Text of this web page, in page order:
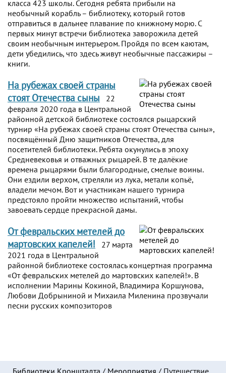
класса 423 школы. Сегодня ребята прибыли на
необычный корабль – библиотеку, который готов
отправиться в дальнее плавание по книжному морю. С
первых минут встречи библиотека заворожила детей
своим необычным интерьером. Пройдя по всем каютам,
дети убедились, что здесь живут необычные пассажиры –
книги.
На рубежах своей страны
стоят Отечества сыны
22
февраля 2020 года в Центральной
районной детской библиотеке состоялся рыцарский
турнир «На рубежах своей страны стоят Отечества сыны»,
посвящённый Дню защитников Отечества, для
посетителей библиотеки. Ребята окунулись в эпоху
Средневековья и отважных рыцарей. В те далёкие
времена рыцарями были благородные, смелые воины.
Они ездили верхом, стреляли из лука, метали копьё,
владели мечом. Вот и участникам нашего турнира
предстояло пройти множество испытаний, чтобы
завоевать сердце прекрасной дамы.
От февральских метелей до
мартовских капелей!
27 марта
2021 года в Центральной
районной библиотеке состоялась концертная программа
«От февральских метелей до мартовских капелей!». В
исполнении Марины Кокиной, Владимира Коршунова,
Любови Добрыниной и Михаила Миленина прозвучали
песни русских композиторов